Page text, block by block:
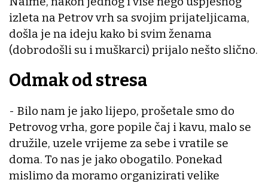
izleta na Petrov vrh sa svojim prijateljicama,
došla je na ideju kako bi svim ženama
(dobrodošli su i muškarci) prijalo nešto slično.
Odmak od stresa
- Bilo nam je jako lijepo, prošetale smo do
Petrovog vrha, gore popile čaj i kavu, malo se
družile, uzele vrijeme za sebe i vratile se
doma. To nas je jako obogatilo. Ponekad
mislimo da moramo organizirati velike